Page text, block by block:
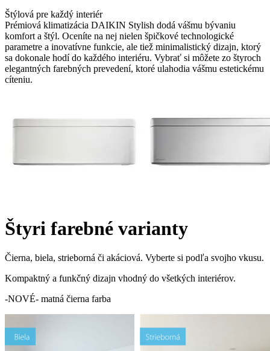
FTXA35AW+RXA35A
Štýlová pre každý interiér
Prémiová klimatizácia DAIKIN Stylish dodá vášmu bývaniu
komfort a štýl. Oceníte na nej nielen špičkové technologické
parametre a inovatívne funkcie, ale tiež minimalistický dizajn, ktorý
sa dokonale hodí do každého interiéru. Vybrať si môžete zo štyroch
elegantných farebných prevedení, ktoré ulahodia vášmu estetickému
cíteniu.
Štyri farebné varianty
Čierna, biela, strieborná či akáciová. Vyberte si podľa svojho vkusu.
Kompaktný a funkčný dizajn vhodný do všetkých interiérov.
-NOVÉ- matná čierna farba